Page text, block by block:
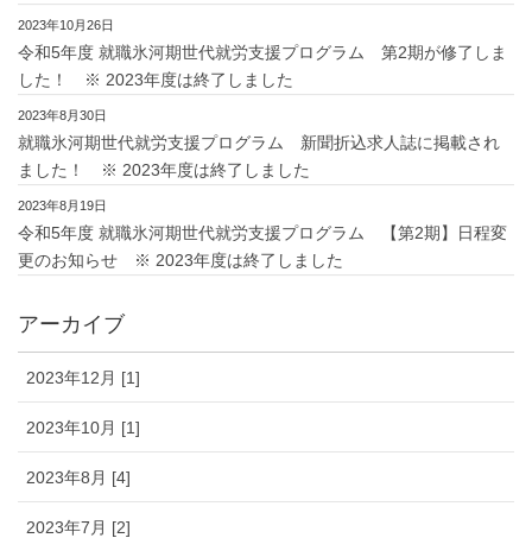
2023年10月26日
令和5年度 就職氷河期世代就労支援プログラム 第2期が修了しま
した！ ※ 2023年度は終了しました
2023年8月30日
就職氷河期世代就労支援プログラム 新聞折込求人誌に掲載され
ました！ ※ 2023年度は終了しました
2023年8月19日
令和5年度 就職氷河期世代就労支援プログラム 【第2期】日程変
更のお知らせ ※ 2023年度は終了しました
アーカイブ
2023年12月 [1]
2023年10月 [1]
2023年8月 [4]
2023年7月 [2]